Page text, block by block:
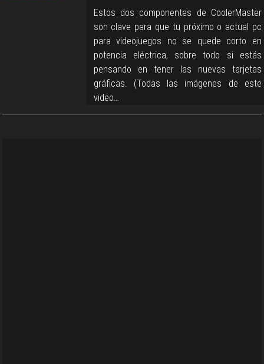
Estos dos componentes de CoolerMaster
son clave para que tu próximo o actual pc
para videojuegos no se quede corto en
potencia eléctrica, sobre todo si estás
pensando en tener las nuevas tarjetas
gráficas. (Todas las imágenes de este
video…